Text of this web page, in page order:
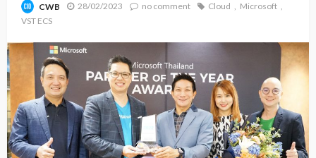
CWB 28/02/2023 no comment Cloud
Microsoft
VST ECS